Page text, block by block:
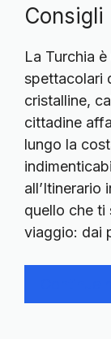
Consigli
La Turchia
spettacolari
cristalline,
cittadine
lungo la
all’Itinerario
quello che ti
viaggio: dai